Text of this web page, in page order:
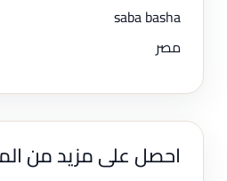
saba basha
مصر
احصل على مزيد من